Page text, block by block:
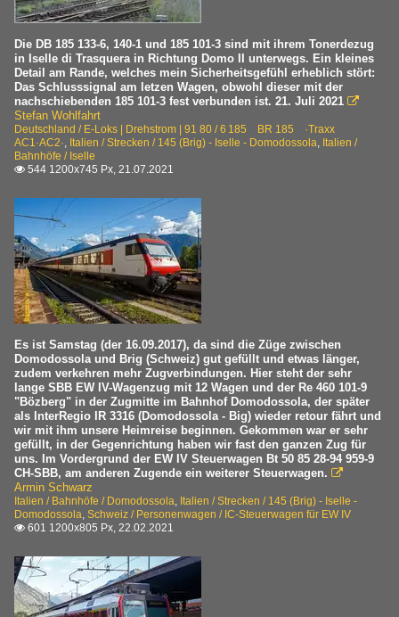
Die DB 185 133-6, 140-1 und 185 101-3 sind mit ihrem Tonerdezug
in Iselle di Trasquera in Richtung Domo II unterwegs. Ein kleines
Detail am Rande, welches mein Sicherheitsgefühl erheblich stört:
Das Schlusssignal am letzen Wagen, obwohl dieser mit der
nachschiebenden 185 101-3 fest verbunden ist. 21. Juli 2021 
Stefan Wohlfahrt
Deutschland / E-Loks | Drehstrom | 91 80 / 6 185 BR 185 ·Traxx
AC1·AC2·, Italien / Strecken / 145 (Brig) - Iselle - Domodossola, Italien /
Bahnhöfe / Iselle
 544 1200x745 Px, 21.07.2021
Es ist Samstag (der 16.09.2017), da sind die Züge zwischen
Domodossola und Brig (Schweiz) gut gefüllt und etwas länger,
zudem verkehren mehr Zugverbindungen. Hier steht der sehr
lange SBB EW IV-Wagenzug mit 12 Wagen und der Re 460 101-9
"Bözberg" in der Zugmitte im Bahnhof Domodossola, der später
als InterRegio IR 3316 (Domodossola - Big) wieder retour fährt und
wir mit ihm unsere Heimreise beginnen. Gekommen war er sehr
gefüllt, in der Gegenrichtung haben wir fast den ganzen Zug für
uns. Im Vordergrund der EW IV Steuerwagen Bt 50 85 28-94 959-9
CH-SBB, am anderen Zugende ein weiterer Steuerwagen. 
Armin Schwarz
Italien / Bahnhöfe / Domodossola, Italien / Strecken / 145 (Brig) - Iselle -
Domodossola, Schweiz / Personenwagen / IC-Steuerwagen für EW IV
 601 1200x805 Px, 22.02.2021